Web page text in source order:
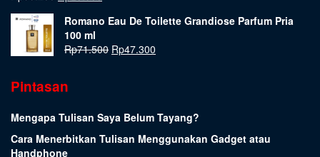
Romano Eau De Toilette Grandiose Parfum Pria
100 ml
Rp71.500 Rp47.300
Pintasan
Mengapa Tulisan Saya Belum Tayang?
Cara Menerbitkan Tulisan Menggunakan Gadget atau
Handphone